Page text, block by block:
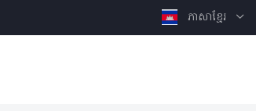
ភាសាខ្មែរ